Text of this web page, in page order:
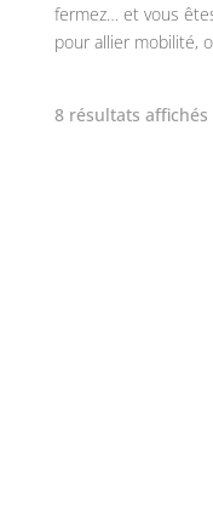
fermez… et vous
pour allier mobilité,
8 résultats affichés